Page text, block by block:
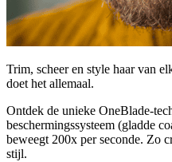
Trim, scheer en style haar van
doet het allemaal.
Ontdek de unieke OneBlade-
beschermingssysteem (gladde
beweegt 200x per seconde. Zo
stijl.